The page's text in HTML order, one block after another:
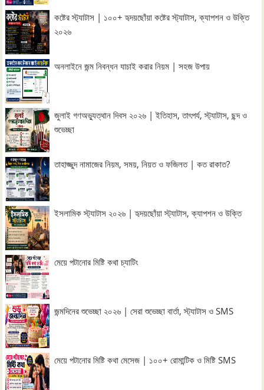
কষ্টের স্ট্যাটাস | ১০০+ হৃদয়ছোঁয়া কষ্টের স্ট্যাটাস, ক্যাপশন ও উক্তি
২০২৬
অনলাইনে জন্ম নিবন্ধন যাচাই করার নিয়ম | সহজ উপায়
জুলাই গণঅভ্যুত্থান দিবস ২০২৬ | ইতিহাস, তাৎপর্য, স্ট্যাটাস, ছন্দ ও
শুভেচ্ছা
তাহাজ্জুদ নামাজের নিয়ম, সময়, নিয়ত ও ফজিলত | কত রাকাত?
ইসলামিক স্ট্যাটাস ২০২৬ | হৃদয়ছোঁয়া স্ট্যাটাস, ক্যাপশন ও উক্তি
মেয়ে পটানোর মিষ্টি কথা চ্যাটিং
জন্মদিনের শুভেচ্ছা ২০২৬ | সেরা শুভেচ্ছা বার্তা, স্ট্যাটাস ও SMS
মেয়ে পটানোর মিষ্টি কথা মেসেজ | ১০০+ রোমান্টিক ও মিষ্টি SMS